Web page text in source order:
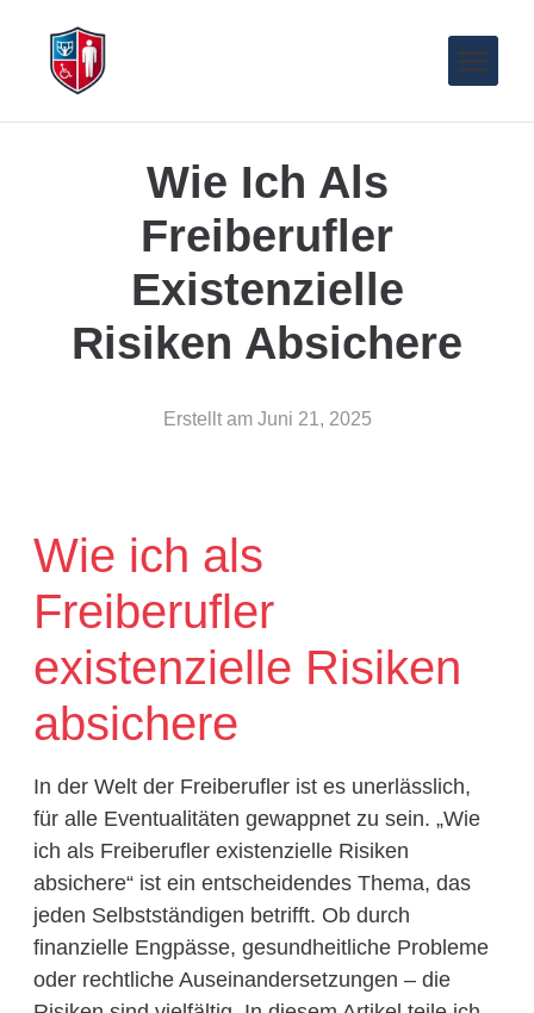
Wie Ich Als
Freiberufler
Existenzielle
Risiken Absichere
Erstellt am Juni 21, 2025
Wie ich als
Freiberufler
existenzielle Risiken
absichere
In der Welt der Freiberufler ist es unerlässlich,
für alle Eventualitäten gewappnet zu sein. „Wie
ich als Freiberufler existenzielle Risiken
absichere“ ist ein entscheidendes Thema, das
jeden Selbstständigen betrifft. Ob durch
finanzielle Engpässe, gesundheitliche Probleme
oder rechtliche Auseinandersetzungen – die